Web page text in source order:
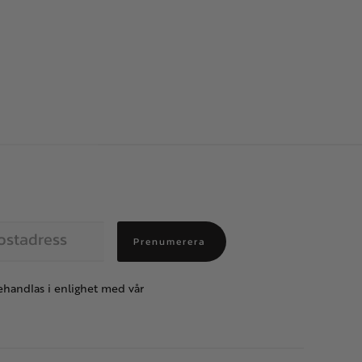
Prenumerera
i enlighet med vår